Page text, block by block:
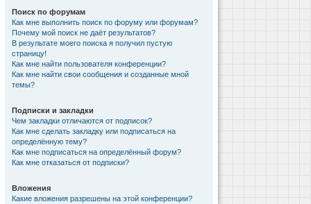
Поиск по форумам
Как мне выполнить поиск по форуму или форумам?
Почему мой поиск не даёт результатов?
В результате моего поиска я получил пустую
страницу!
Как мне найти пользователя конференции?
Как мне найти свои сообщения и созданные мной
темы?
Подписки и закладки
Чем закладки отличаются от подписок?
Как мне сделать закладку или подписаться на
определённую тему?
Как мне подписаться на определённый форум?
Как мне отказаться от подписки?
Вложения
Какие вложения разрешены на этой конференции?